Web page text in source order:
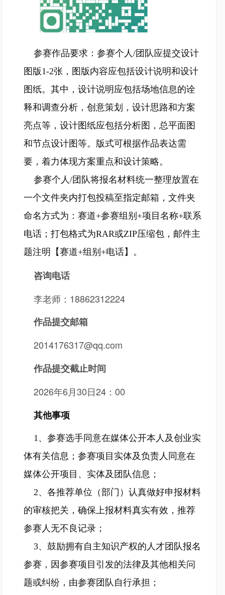
参赛作品要求：参赛个人/团队应提交设计
图版1-2张，图版内容应包括设计说明和设计
图纸。其中，设计说明应包括场地信息的诠
释和调查分析，创意策划，设计思路和方案
亮点等，设计图纸应包括分析图，总平面图
和节点设计图等。版式可根据作品表达需
要，着力体现方案重点和设计策略。
参赛个人/团队将报名材料统一整理放置在
一个文件夹内打包投稿至指定邮箱，文件夹
命名方式为：赛道+参赛组别+项目名称+联系
电话；打包格式为RAR或ZIP压缩包，邮件主
题注明【赛道+组别+电话】。
咨询电话
李老师：18862312224
作品提交邮箱
2014176317@qq.com
作品提交截止时间
2026年6月30日24：00
其他事项
1、参赛选手同意在媒体公开本人及创业实
体有关信息；参赛项目实体及负责人同意在
媒体公开项目、实体及团队信息；
2、各推荐单位（部门）认真做好申报材料
的审核把关，确保上报材料真实有效，推荐
参赛人无不良记录；
3、鼓励拥有自主知识产权的人才团队报名
参赛，因参赛项目引发的法律及其他相关问
题或纠纷，由参赛团队自行承担；